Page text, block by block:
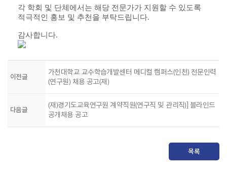
각 학회 및 단체에서는 해당 전문가가 지원할 수 있도록
적극적인 홍보 및 추천을 부탁드립니다.
감사합니다.
이전글
가천대학교 교수학습개발센터 메디컬 캠퍼스(인천) 전문인력
(연구원) 채용 공고(재)
다음글
(재)경기도교육연구원 계약직원(연구직 및 관리직)] 블라인드
공개채용 공고
목록